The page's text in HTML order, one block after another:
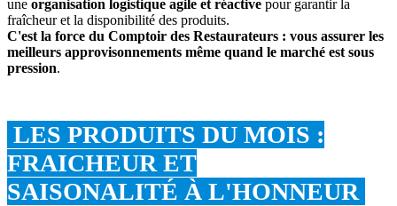
une organisation logistique agile et réactive pour garantir la
fraîcheur et la disponibilité des produits.
C'est la force du Comptoir des Restaurateurs : vous assurer les
meilleurs approvisonnements même quand le marché est sous
pression.
LES PRODUITS DU MOIS :
FRAICHEUR ET
SAISONALITÉ À L'HONNEUR